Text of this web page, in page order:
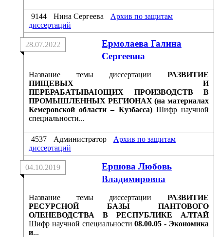
9144 Нина Сергеева
Архив по защитам
диссертаций
Ермолаева Галина
Сергеевна
28.07.2022
Название темы диссертации РАЗВИТИЕ
ПИЩЕВЫХ И
ПЕРЕРАБАТЫВАЮЩИХ ПРОИЗВОДСТВ В
ПРОМЫШЛЕННЫХ РЕГИОНАХ (на материалах
Кемеровской области – Кузбасса)Шифр научной
специальности...
4537 Администратор
Архив по защитам
диссертаций
Ершова Любовь
Владимировна
04.10.2019
Название темы диссертации РАЗВИТИЕ
РЕСУРСНОЙ БАЗЫ ПАНТОВОГО
ОЛЕНЕВОДСТВА В РЕСПУБЛИКЕ АЛТАЙ
Шифр научной специальности08.00.05 - Экономика
и...